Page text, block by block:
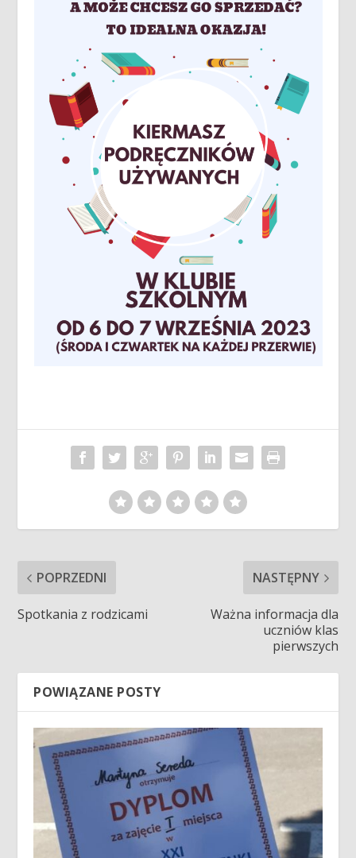
POPRZEDNI
Spotkania z rodzicami
NASTĘPNY
Ważna informacja dla
uczniów klas
pierwszych
POWIĄZANE POSTY